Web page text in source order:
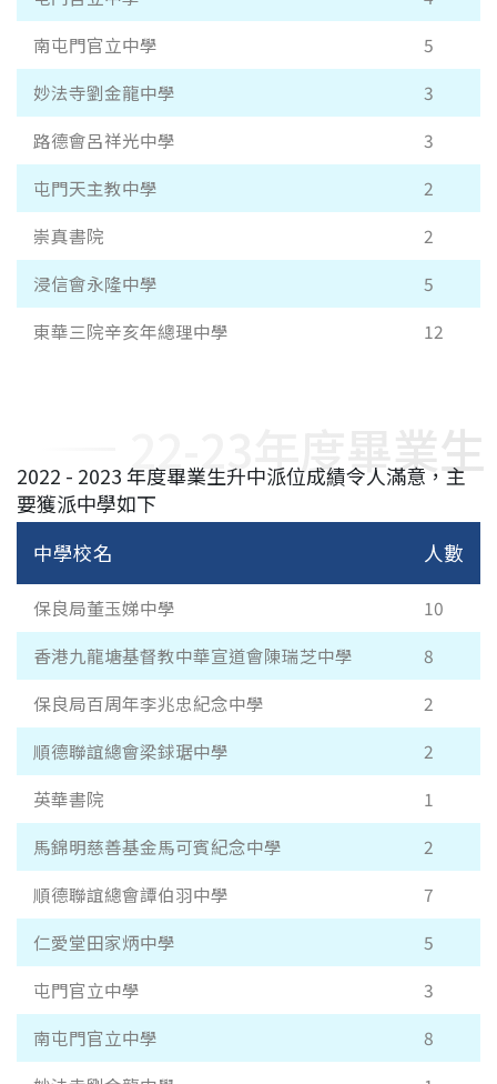
南屯門官立中學
5
妙法寺劉金龍中學
3
路德會呂祥光中學
3
屯門天主教中學
2
崇真書院
2
浸信會永隆中學
5
東華三院辛亥年總理中學
12
22-23年度畢業生
2022 - 2023 年度畢業生升中派位成績令人滿意，主
要獲派中學如下
中學校名 人數
保良局董玉娣中學
10
香港九龍塘基督教中華宣道會陳瑞芝中學
8
保良局百周年李兆忠紀念中學
2
順德聯誼總會梁銶琚中學
2
英華書院
1
馬錦明慈善基金馬可賓紀念中學
2
順德聯誼總會譚伯羽中學
7
仁愛堂田家炳中學
5
屯門官立中學
3
南屯門官立中學
8